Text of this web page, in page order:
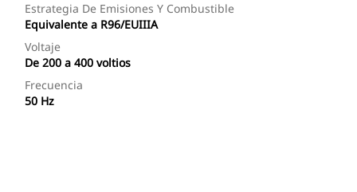
Estrategia De Emisiones Y Combustible
Equivalente a R96/EUIIIA
Voltaje
De 200 a 400 voltios
Frecuencia
50 Hz